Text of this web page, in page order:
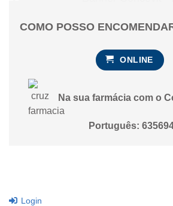
COMO POSSO
ONLINE
Na sua farmácia com o
Português:
Login